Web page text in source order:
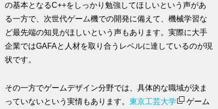
の基本となるC++をしっかり勉強してほしいという声があ
る一方で、次世代ゲーム機での開発に備えて、機械学習な
ど最先端の知見がほしいという声もあります。実際に大手
企業ではGAFAと人材を取り合うレベルに達しているのが現
状です。
その一方でゲームデザイン分野では、具体的な職域が決ま
っていないという実情もあります。 東京工芸大学
ゲーム